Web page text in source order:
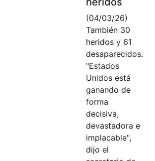
(04/03/26)
También 30
heridos y 61
desaparecidos.
"Estados
Unidos está
ganando de
forma
decisiva,
devastadora e
implacable",
dijo el